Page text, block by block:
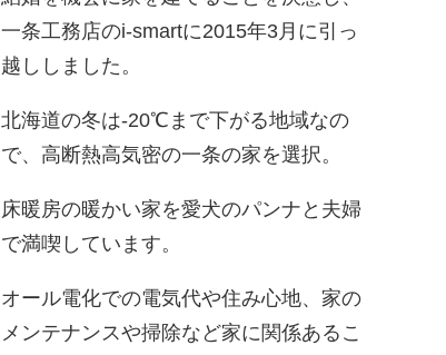
一条工務店のi-smartに2015年3月に引っ
越ししました。
北海道の冬は-20℃まで下がる地域なの
で、高断熱高気密の一条の家を選択。
床暖房の暖かい家を愛犬のパンナと夫婦
で満喫しています。
オール電化での電気代や住み心地、家の
メンテナンスや掃除など家に関係あるこ